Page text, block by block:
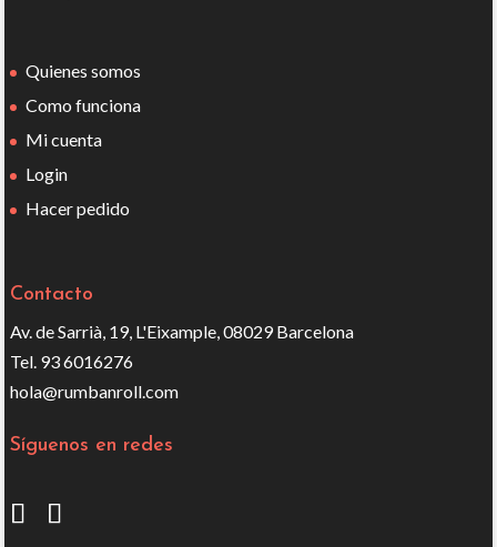
Quienes somos
Como funciona
Mi cuenta
Login
Hacer pedido
Contacto
Av. de Sarrià, 19, L'Eixample, 08029 Barcelona
Tel. 93 6016276
hola@rumbanroll.com
Síguenos en redes